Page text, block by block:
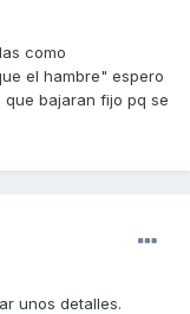
como
el hambre" espero
bajaran fijo pq se
unos detalles.